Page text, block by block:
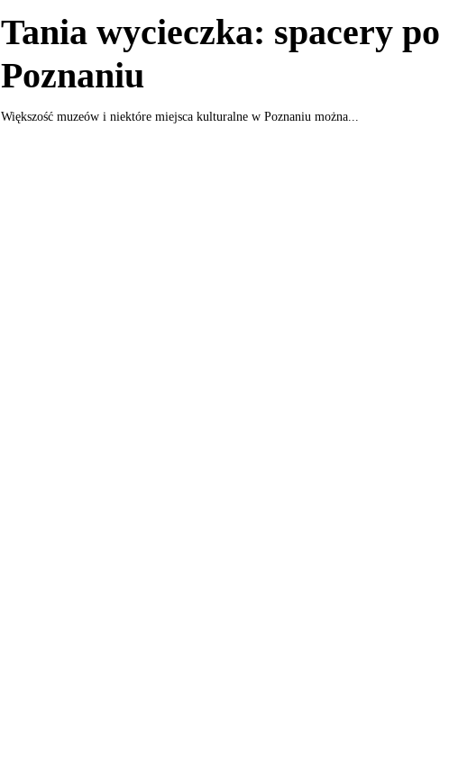
Tania wycieczka: spacery po
Poznaniu
Większość muzeów i niektóre miejsca kulturalne w Poznaniu można...